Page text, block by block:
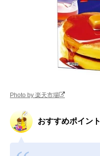
Photo by 楽天市場
おすすめポイント